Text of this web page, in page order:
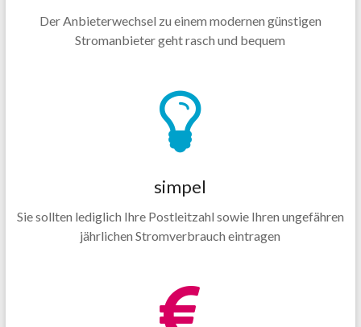
Der Anbieterwechsel zu einem modernen günstigen
Stromanbieter geht rasch und bequem
simpel
Sie sollten lediglich Ihre Postleitzahl sowie Ihren ungefähren
jährlichen Stromverbrauch eintragen